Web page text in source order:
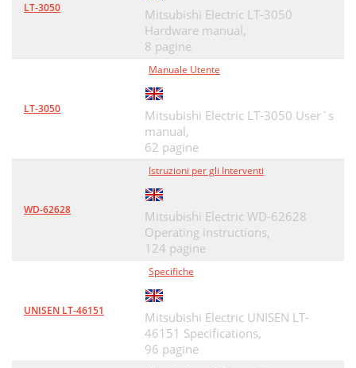
LT-3050
Mitsubishi Electric LT-3050
Hardware manual,
8 pagine
LT-3050
Manuale Utente
Mitsubishi Electric LT-3050 User`s
manual,
62 pagine
WD-62628
Istruzioni per gli Interventi
Mitsubishi Electric WD-62628
Operating instructions,
124 pagine
UNISEN LT-46151
Specifiche
Mitsubishi Electric UNISEN LT-
46151 Specifications,
96 pagine